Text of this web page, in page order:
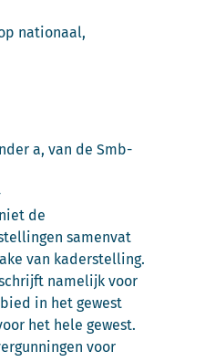
nationaal,
a, van de Smb-
de
samenvat
van kaderstelling.
namelijk voor
in het gewest
het hele gewest.
voor